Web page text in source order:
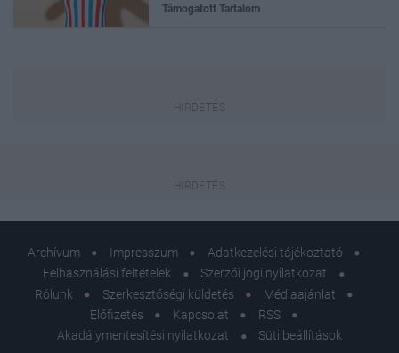
Támogatott Tartalom
Archívum Impresszum
Adatkezelési tájékoztató
Felhasználási feltételek
Szerzői jogi nyilatkozat
Rólunk
Szerkesztőségi küldetés
Médiaajánlat
Előfizetés
Kapcsolat
RSS
Akadálymentesítési nyilatkozat
Süti beállítások